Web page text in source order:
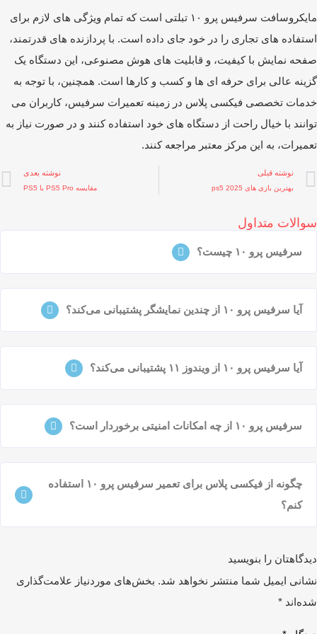
مایکروسافت سرفیس پرو ۱۰ تبلتی است که تمام ویژگی ‌های لازم برای
های تجاری را در خود جای داده است. با پردازنده‌ های قدرتمند،
نمایش با کیفیت، و قابلیت ‌های هوش مصنوعی، این دستگاه یک
عالی برای حرفه ‌ای‌ ها و کسب ‌و کارها است. همچنین، با توجه به
تخصصی فیکسی پلاس در زمینه تعمیرات سرفیس، کاربران می‌
با خیال راحت از دستگاه ‌های خود استفاده کنند و در صورت نیاز به
به این مرکز معتبر مراجعه کنند.
نوشته قبلی
بهترین بازی های ps5 2025
نوشته بعدی
مقایسه PS5 Pro با PS5
متداول
سرفیس پرو ۱۰ چیست؟
آیا سرفیس پرو ۱۰ از چندین نمایشگر پشتیبانی می‌کند؟
آیا سرفیس پرو ۱۰ از ویندوز ۱۱ پشتیبانی می‌کند؟
سرفیس پرو ۱۰ از چه امکانات امنیتی برخوردار است؟
چگونه از فیکسی پلاس برای تعمیر سرفیس پرو ۱۰ استفاده
کنم؟
را بنویسید
ایمیل شما منتشر نخواهد شد. بخش‌های موردنیاز علامت‌گذاری
*